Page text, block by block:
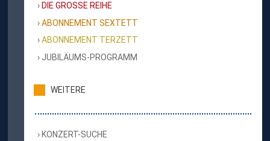
DIE GROSSE REIHE
ABONNEMENT SEXTETT
ABONNEMENT TERZETT
JUBILÄUMS-PROGRAMM
WEITERE
KONZERT-SUCHE